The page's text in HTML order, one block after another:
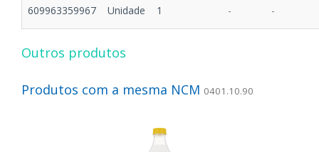
609963359967 Unidade 1 - -
Outros produtos
Produtos com a mesma NCM 0401.10.90